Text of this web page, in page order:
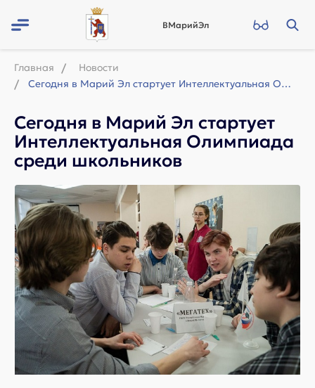
ВМарийЭл
Главная
Новости
Сегодня в Марий Эл стартует Интеллектуальная Олимпиада среди школьников
Сегодня в Марий Эл стартует
Интеллектуальная Олимпиада
среди школьников